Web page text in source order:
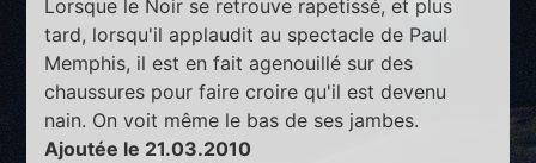
Lorsque le Noir se retrouve rapetissé, et plus
tard, lorsqu'il applaudit au spectacle de Paul
Memphis, il est en fait agenouillé sur des
chaussures pour faire croire qu'il est devenu
nain. On voit même le bas de ses jambes.
Ajoutée le 21.03.2010